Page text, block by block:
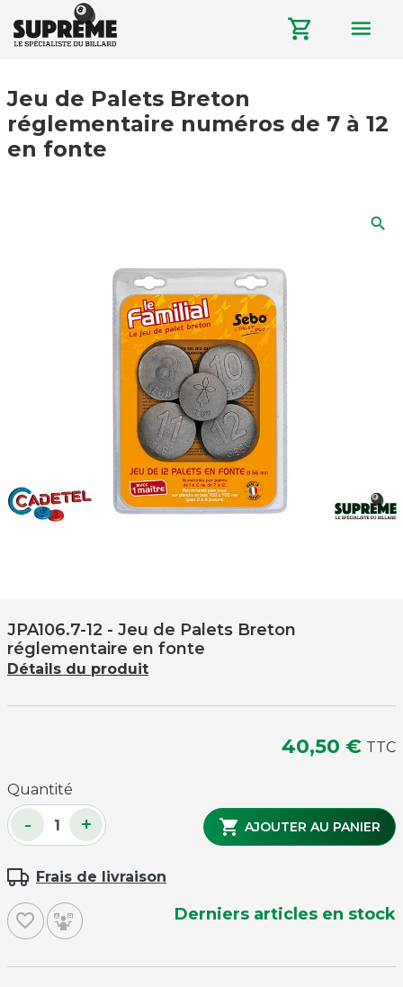
shopping_cart menu
Jeu de Palets Breton
réglementaire numéros de 7 à 12
en fonte
search
JPA106.7-12 - Jeu de Palets Breton
réglementaire en fonte
Détails du produit
40,50 € TTC
Quantité
- +  AJOUTER AU PANIER
Frais de livraison
favorite_border Derniers articles en stock